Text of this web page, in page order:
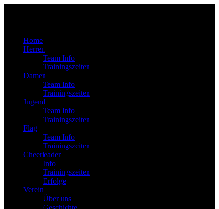
Home
Herren
Team Info
Trainingszeiten
Damen
Team Info
Trainingszeiten
Jugend
Team Info
Trainingszeiten
Flag
Team Info
Trainingszeiten
Cheerleader
Info
Trainingszeiten
Erfolge
Verein
Über uns
Geschichte